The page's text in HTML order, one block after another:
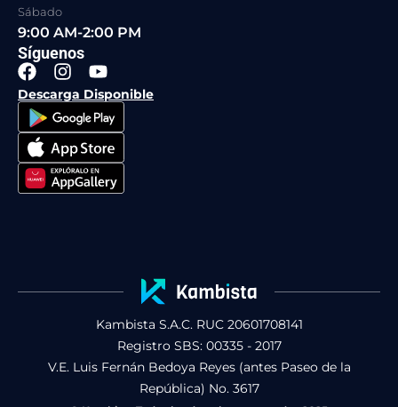
Sábado
9:00 AM-2:00 PM
Síguenos
F
a
c
e
b
o
o
k
I
n
s
t
a
g
r
a
Y
o
u
t
u
b
e
Descarga Disponible
Kambista S.A.C. RUC 20601708141
Registro SBS: 00335 - 2017
V.E. Luis Fernán Bedoya Reyes (antes Paseo de la
República) No. 3617